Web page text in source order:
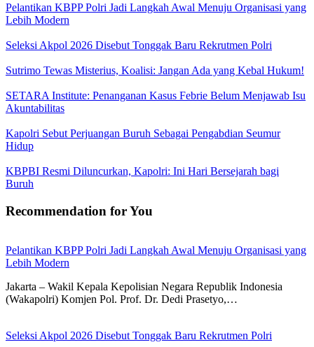
Pelantikan KBPP Polri Jadi Langkah Awal Menuju Organisasi yang
Lebih Modern
Seleksi Akpol 2026 Disebut Tonggak Baru Rekrutmen Polri
Sutrimo Tewas Misterius, Koalisi: Jangan Ada yang Kebal Hukum!
SETARA Institute: Penanganan Kasus Febrie Belum Menjawab Isu
Akuntabilitas
Kapolri Sebut Perjuangan Buruh Sebagai Pengabdian Seumur
Hidup
KBPBI Resmi Diluncurkan, Kapolri: Ini Hari Bersejarah bagi
Buruh
Recommendation for You
Pelantikan KBPP Polri Jadi Langkah Awal Menuju Organisasi yang
Lebih Modern
Jakarta – Wakil Kepala Kepolisian Negara Republik Indonesia
(Wakapolri) Komjen Pol. Prof. Dr. Dedi Prasetyo,…
Seleksi Akpol 2026 Disebut Tonggak Baru Rekrutmen Polri